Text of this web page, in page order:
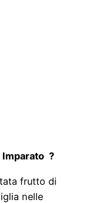
Imparato ?
frutto di
nelle